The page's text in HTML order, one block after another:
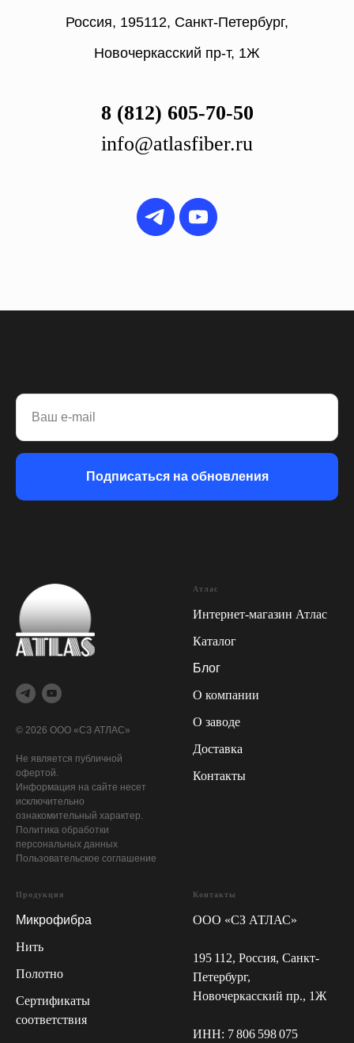
Россия, 195112, Санкт-Петербург,
Новочеркасский пр-т, 1Ж
8 (812) 605-70-50
info@atlasfiber.ru
Ваш e-mail
Подписаться на обновления
© 2026 ООО «СЗ АТЛАС»
Не является публичной
офертой.
Информация на сайте несет
исключительно
ознакомительный характер.
Политика обработки
персональных данных
Пользовательское соглашение
Атлас
Интернет-магазин Атлас
Каталог
Блог
О компании
О заводе
Доставка
Контакты
Продукция
Микрофибра
Нить
Полотно
Сертификаты
соответствия
Контакты
ООО «СЗ АТЛАС»
195 112, Россия, Санкт-
Петербург,
Новочеркасский пр., 1Ж
ИНН: 7 806 598 075